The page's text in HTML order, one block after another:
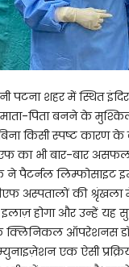
पटना शहर में स्थित
माता-पिता बनने के
बिना किसी स्पष्ट
का भी बार-बार असफल
ने पैटर्नल
अस्पतालों की
होगा और उन्हें यह
क्लिनिकल ऑपरेशनस डॉ
एक ऐसी